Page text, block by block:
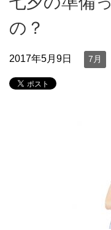
の？
2017年5月9日 7月